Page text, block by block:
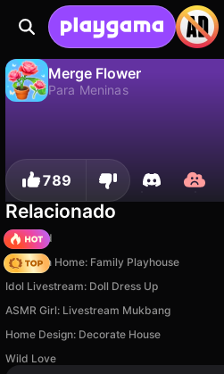
Merge Flower
Para Meninas
789
Relacionado
TB World
My Town Home: Family Playhouse
Idol Livestream: Doll Dress Up
ASMR Girl: Livestream Mukbang
Home Design: Decorate House
Wild Love